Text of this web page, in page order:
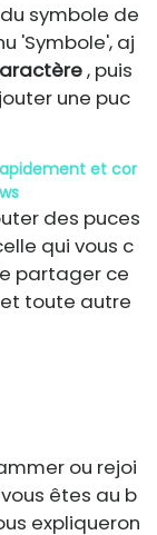
symbole de
'Symbole', aj
, puis
une puc
et cor
des puces
qui vous c
partager ce
toute autre
ou rejoi
êtes au b
expliqueron